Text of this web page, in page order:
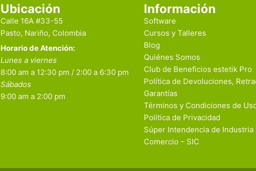
Ubicación
Calle 16A #33-55
Pasto, Nariño, Colombia
Horario de Atención:
Lunes a viernes
8:00 am a 12:30 pm / 2:00 a 6:30 pm
Sábados
9:00 am a 2:00 pm
Información
Software
Cursos y Talleres
Blog
Quiénes Somos
Club de Beneficios estetik Pro
Política de Devoluciones,
Garantías
Términos y Condiciones de
Política de Privacidad
Súper Intendencia de Industria
Comercio – SIC